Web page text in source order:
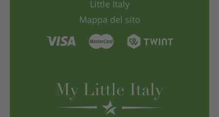
Little Italy
Mappa del sito